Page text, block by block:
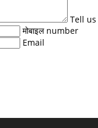
Tell
मोबाइल number
Email